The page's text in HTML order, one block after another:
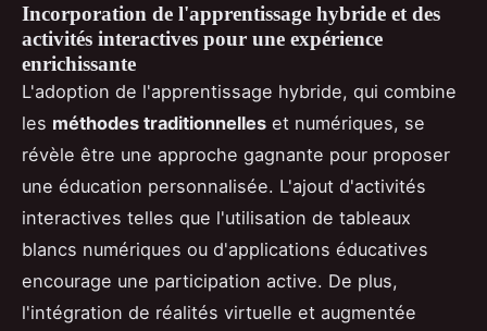
Incorporation de l'apprentissage hybride et des
activités interactives pour une expérience
enrichissante
L'adoption de l'apprentissage hybride, qui combine
les méthodes traditionnelles et numériques, se
révèle être une approche gagnante pour proposer
une éducation personnalisée. L'ajout d'activités
interactives telles que l'utilisation de tableaux
blancs numériques ou d'applications éducatives
encourage une participation active. De plus,
l'intégration de réalités virtuelle et augmentée